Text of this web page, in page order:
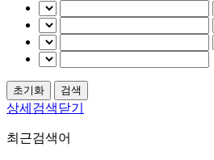
상세검색닫기
최근검색어